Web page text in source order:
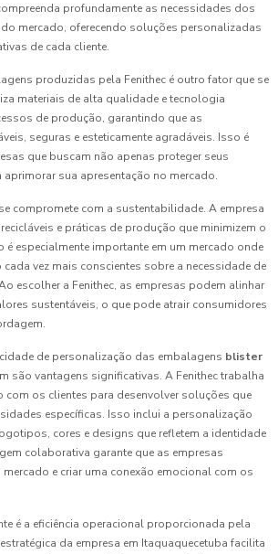
profundamente as necessidades dos
mercado, oferecendo soluções personalizadas
de cada cliente.
produzidas pela Fenithec é outro fator que se
materiais de alta qualidade e tecnologia
de produção, garantindo que as
seguras e esteticamente agradáveis. Isso é
que buscam não apenas proteger seus
sua apresentação no mercado.
compromete com a sustentabilidade. A empresa
e práticas de produção que minimizem o
especialmente importante em um mercado onde
vez mais conscientes sobre a necessidade de
escolher a Fenithec, as empresas podem alinhar
sustentáveis, o que pode atrair consumidores
de personalização das embalagens blister
são vantagens significativas. A Fenithec trabalha
com os clientes para desenvolver soluções que
específicas. Isso inclui a personalização
cores e designs que refletem a identidade
colaborativa garante que as empresas
e criar uma conexão emocional com os
é a eficiência operacional proporcionada pela
da empresa em Itaquaquecetuba facilita